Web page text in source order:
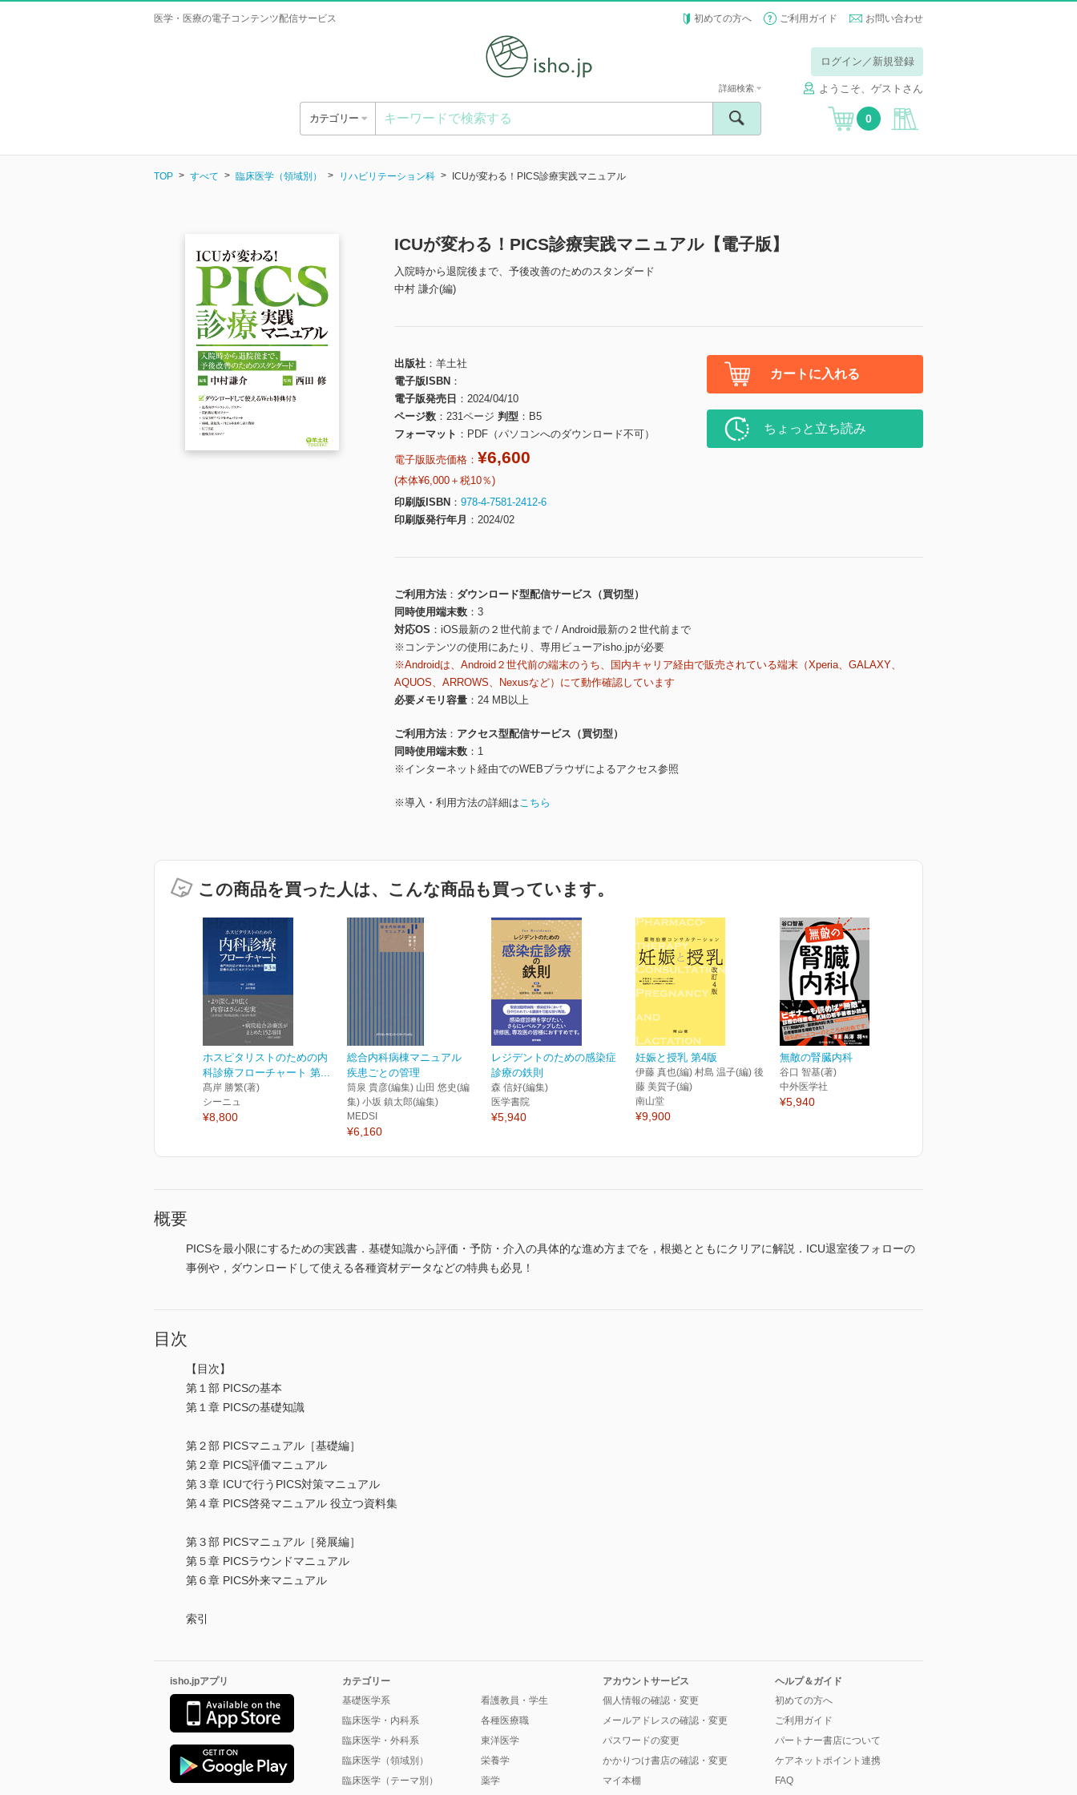
医学・医療の電子コンテンツ配信サービス 初めての方へ ご利用ガイド お問い合わせ
ログイン／新規登録
ようこそ、ゲストさん
カテゴリー
詳細検索
0
TOP すべて 臨床医学（領域別） リハビリテーション科 ICUが変わる！PICS診療実践マニュアル
ICUが変わる！PICS診療実践マニュアル【電子版】
入院時から退院後まで、予後改善のためのスタンダード
中村 謙介(編)
出版社
羊土社
電子版ISBN
電子版発売日
2024/04/10
ページ数
231ページ 判型
B5
フォーマット
PDF（パソコンへのダウンロード不可）
電子版販売価格： ¥6,600
(本体¥6,000＋税10％)
印刷版ISBN
978-4-7581-2412-6
印刷版発行年月
2024/02
カートに入れる
ちょっと立ち読み
ご利用方法
ダウンロード型配信サービス（買切型）
同時使用端末数
3
対応OS
iOS最新の２世代前まで / Android最新の２世代前まで
※コンテンツの使用にあたり、専用ビューアisho.jpが必要
※Androidは、Android２世代前の端末のうち、国内キャリア経由で販売されている端末（Xperia、GALAXY、
AQUOS、ARROWS、Nexusなど）にて動作確認しています
必要メモリ容量
24 MB以上
ご利用方法
アクセス型配信サービス（買切型）
同時使用端末数
1
※インターネット経由でのWEBブラウザによるアクセス参照
※導入・利用方法の詳細はこちら
この商品を買った人は、こんな商品も買っています。
ホスピタリストのための内
科診療フローチャート 第...
髙岸 勝繁(著)
シーニュ
¥8,800
総合内科病棟マニュアル
疾患ごとの管理
筒泉 貴彦(編集) 山田 悠史(編
集) 小坂 鎮太郎(編集)
MEDSI
¥6,160
レジデントのための感染症
診療の鉄則
森 信好(編集)
医学書院
¥5,940
妊娠と授乳 第4版
伊藤 真也(編) 村島 温子(編) 後
藤 美賀子(編)
南山堂
¥9,900
無敵の腎臓内科
谷口 智基(著)
中外医学社
¥5,940
概要
PICSを最小限にするための実践書．基礎知識から評価・予防・介入の具体的な進め方までを，根拠とともにクリアに解説．ICU退室後フォローの
事例や，ダウンロードして使える各種資材データなどの特典も必見！
目次
【目次】
第１部 PICSの基本
第１章 PICSの基礎知識
第２部 PICSマニュアル［基礎編］
第２章 PICS評価マニュアル
第３章 ICUで行うPICS対策マニュアル
第４章 PICS啓発マニュアル 役立つ資料集
第３部 PICSマニュアル［発展編］
第５章 PICSラウンドマニュアル
第６章 PICS外来マニュアル
索引
isho.jpアプリ
カテゴリー
基礎医学系
臨床医学・内科系
臨床医学・外科系
臨床医学（領域別）
臨床医学（テーマ別）
看護教員・学生
各種医療職
東洋医学
栄養学
薬学
アカウントサービス
個人情報の確認・変更
メールアドレスの確認・変更
パスワードの変更
かかりつけ書店の確認・変更
マイ本棚
ヘルプ＆ガイド
初めての方へ
ご利用ガイド
パートナー書店について
ケアネットポイント連携
FAQ